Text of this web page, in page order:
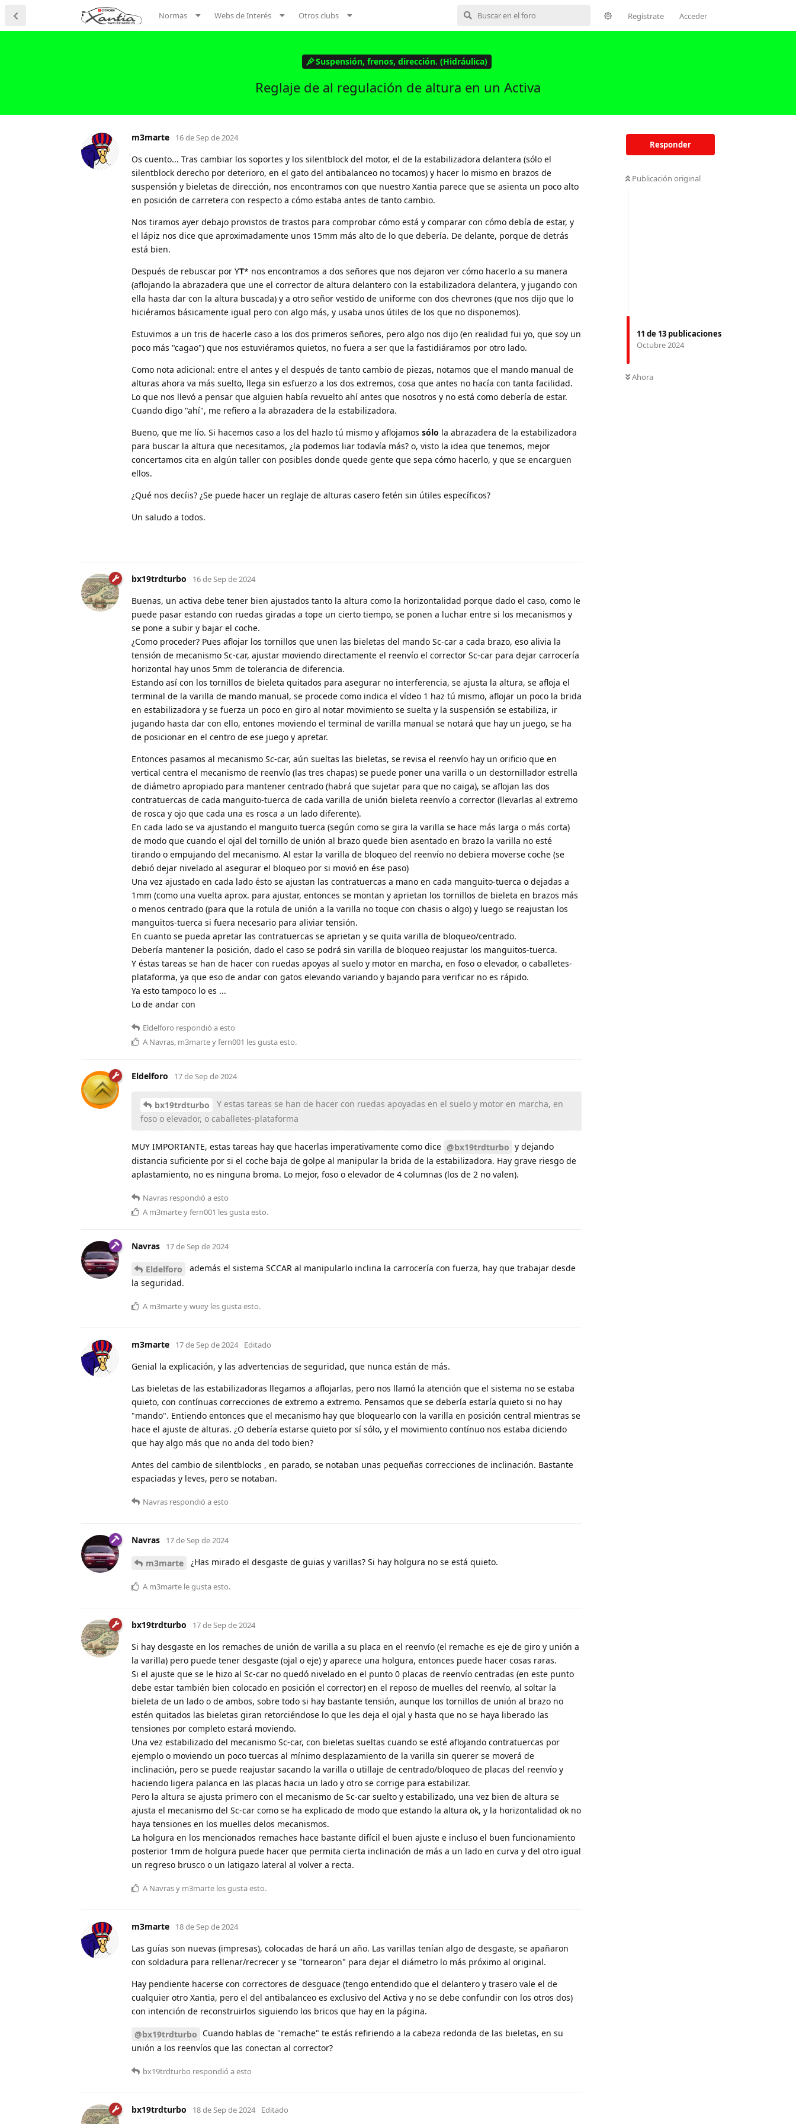
Normas Webs de Interés Otros clubs Regístrate Acceder
Suspensión, frenos, dirección. (Hidráulica)
Reglaje de al regulación de altura en un Activa
Responder
Publicación original
11 de 13 publicaciones
Octubre 2024
Ahora
m3marte 16 de Sep de 2024
Os cuento... Tras cambiar los soportes y los silentblock del motor, el de la estabilizadora delantera (sólo el
silentblock derecho por deterioro, en el gato del antibalanceo no tocamos) y hacer lo mismo en brazos de
suspensión y bieletas de dirección, nos encontramos con que nuestro Xantia parece que se asienta un poco alto
en posición de carretera con respecto a cómo estaba antes de tanto cambio.
Nos tiramos ayer debajo provistos de trastos para comprobar cómo está y comparar con cómo debía de estar, y
el lápiz nos dice que aproximadamente unos 15mm más alto de lo que debería. De delante, porque de detrás
está bien.
Después de rebuscar por YT* nos encontramos a dos señores que nos dejaron ver cómo hacerlo a su manera
(aflojando la abrazadera que une el corrector de altura delantero con la estabilizadora delantera, y jugando con
ella hasta dar con la altura buscada) y a otro señor vestido de uniforme con dos chevrones (que nos dijo que lo
hiciéramos básicamente igual pero con algo más, y usaba unos útiles de los que no disponemos).
Estuvimos a un tris de hacerle caso a los dos primeros señores, pero algo nos dijo (en realidad fui yo, que soy un
poco más "cagao") que nos estuviéramos quietos, no fuera a ser que la fastidiáramos por otro lado.
Como nota adicional: entre el antes y el después de tanto cambio de piezas, notamos que el mando manual de
alturas ahora va más suelto, llega sin esfuerzo a los dos extremos, cosa que antes no hacía con tanta facilidad.
Lo que nos llevó a pensar que alguien había revuelto ahí antes que nosotros y no está como debería de estar.
Cuando digo "ahí", me refiero a la abrazadera de la estabilizadora.
Bueno, que me lío. Si hacemos caso a los del hazlo tú mismo y aflojamos sólo la abrazadera de la estabilizadora
para buscar la altura que necesitamos, ¿la podemos liar todavía más? o, visto la idea que tenemos, mejor
concertamos cita en algún taller con posibles donde quede gente que sepa cómo hacerlo, y que se encarguen
ellos.
¿Qué nos decíis? ¿Se puede hacer un reglaje de alturas casero fetén sin útiles específicos?
Un saludo a todos.
bx19trdturbo 16 de Sep de 2024
Buenas, un activa debe tener bien ajustados tanto la altura como la horizontalidad porque dado el caso, como le
puede pasar estando con ruedas giradas a tope un cierto tiempo, se ponen a luchar entre si los mecanismos y
se pone a subir y bajar el coche.
¿Como proceder? Pues aflojar los tornillos que unen las bieletas del mando Sc-car a cada brazo, eso alivia la
tensión de mecanismo Sc-car, ajustar moviendo directamente el reenvío el corrector Sc-car para dejar carrocería
horizontal hay unos 5mm de tolerancia de diferencia.
Estando así con los tornillos de bieleta quitados para asegurar no interferencia, se ajusta la altura, se afloja el
terminal de la varilla de mando manual, se procede como indica el vídeo 1 haz tú mismo, aflojar un poco la brida
en estabilizadora y se fuerza un poco en giro al notar movimiento se suelta y la suspensión se estabiliza, ir
jugando hasta dar con ello, entones moviendo el terminal de varilla manual se notará que hay un juego, se ha
de posicionar en el centro de ese juego y apretar.
Entonces pasamos al mecanismo Sc-car, aún sueltas las bieletas, se revisa el reenvío hay un orificio que en
vertical centra el mecanismo de reenvío (las tres chapas) se puede poner una varilla o un destornillador estrella
de diámetro apropiado para mantener centrado (habrá que sujetar para que no caiga), se aflojan las dos
contratuercas de cada manguito-tuerca de cada varilla de unión bieleta reenvío a corrector (llevarlas al extremo
de rosca y ojo que cada una es rosca a un lado diferente).
En cada lado se va ajustando el manguito tuerca (según como se gira la varilla se hace más larga o más corta)
de modo que cuando el ojal del tornillo de unión al brazo quede bien asentado en brazo la varilla no esté
tirando o empujando del mecanismo. Al estar la varilla de bloqueo del reenvío no debiera moverse coche (se
debió dejar nivelado al asegurar el bloqueo por si movió en ése paso)
Una vez ajustado en cada lado ésto se ajustan las contratuercas a mano en cada manguito-tuerca o dejadas a
1mm (como una vuelta aprox. para ajustar, entonces se montan y aprietan los tornillos de bieleta en brazos más
o menos centrado (para que la rotula de unión a la varilla no toque con chasis o algo) y luego se reajustan los
manguitos-tuerca si fuera necesario para aliviar tensión.
En cuanto se pueda apretar las contratuercas se aprietan y se quita varilla de bloqueo/centrado.
Debería mantener la posición, dado el caso se podrá sin varilla de bloqueo reajustar los manguitos-tuerca.
Y éstas tareas se han de hacer con ruedas apoyas al suelo y motor en marcha, en foso o elevador, o caballetes-
plataforma, ya que eso de andar con gatos elevando variando y bajando para verificar no es rápido.
Ya esto tampoco lo es ...
Lo de andar con
Eldelforo respondió a esto
A Navras, m3marteyfern001 les gusta esto.
Eldelforo 17 de Sep de 2024
bx19trdturbo
Y estas tareas se han de hacer con ruedas apoyadas en el suelo y motor en marcha, en
foso o elevador, o caballetes-plataforma
MUY IMPORTANTE, estas tareas hay que hacerlas imperativamente como dice @bx19trdturbo y dejando
distancia suficiente por si el coche baja de golpe al manipular la brida de la estabilizadora. Hay grave riesgo de
aplastamiento, no es ninguna broma. Lo mejor, foso o elevador de 4 columnas (los de 2 no valen).
Navras respondió a esto
A m3marteyfern001 les gusta esto.
Navras 17 de Sep de 2024
Eldelforo
además el sistema SCCAR al manipularlo inclina la carrocería con fuerza, hay que trabajar desde
la seguridad.
A m3marteywuey les gusta esto.
m3marte 17 de Sep de 2024 Editado
Genial la explicación, y las advertencias de seguridad, que nunca están de más.
Las bieletas de las estabilizadoras llegamos a aflojarlas, pero nos llamó la atención que el sistema no se estaba
quieto, con contínuas correcciones de extremo a extremo. Pensamos que se debería estaría quieto si no hay
"mando". Entiendo entonces que el mecanismo hay que bloquearlo con la varilla en posición central mientras se
hace el ajuste de alturas. ¿O debería estarse quieto por sí sólo, y el movimiento contínuo nos estaba diciendo
que hay algo más que no anda del todo bien?
Antes del cambio de silentblocks , en parado, se notaban unas pequeñas correcciones de inclinación. Bastante
espaciadas y leves, pero se notaban.
Navras respondió a esto
Navras 17 de Sep de 2024
m3marte ¿Has mirado el desgaste de guias y varillas? Si hay holgura no se está quieto.
A m3marte le gusta esto.
bx19trdturbo 17 de Sep de 2024
Si hay desgaste en los remaches de unión de varilla a su placa en el reenvío (el remache es eje de giro y unión a
la varilla) pero puede tener desgaste (ojal o eje) y aparece una holgura, entonces puede hacer cosas raras.
Si el ajuste que se le hizo al Sc-car no quedó nivelado en el punto 0 placas de reenvío centradas (en este punto
debe estar también bien colocado en posición el corrector) en el reposo de muelles del reenvío, al soltar la
bieleta de un lado o de ambos, sobre todo si hay bastante tensión, aunque los tornillos de unión al brazo no
estén quitados las bieletas giran retorciéndose lo que les deja el ojal y hasta que no se haya liberado las
tensiones por completo estará moviendo.
Una vez estabilizado del mecanismo Sc-car, con bieletas sueltas cuando se esté aflojando contratuercas por
ejemplo o moviendo un poco tuercas al mínimo desplazamiento de la varilla sin querer se moverá de
inclinación, pero se puede reajustar sacando la varilla o utillaje de centrado/bloqueo de placas del reenvío y
haciendo ligera palanca en las placas hacia un lado y otro se corrige para estabilizar.
Pero la altura se ajusta primero con el mecanismo de Sc-car suelto y estabilizado, una vez bien de altura se
ajusta el mecanismo del Sc-car como se ha explicado de modo que estando la altura ok, y la horizontalidad ok no
haya tensiones en los muelles delos mecanismos.
La holgura en los mencionados remaches hace bastante difícil el buen ajuste e incluso el buen funcionamiento
posterior 1mm de holgura puede hacer que permita cierta inclinación de más a un lado en curva y del otro igual
un regreso brusco o un latigazo lateral al volver a recta.
A Navrasy m3marte les gusta esto.
m3marte 18 de Sep de 2024
Las guías son nuevas (impresas), colocadas de hará un año. Las varillas tenían algo de desgaste, se apañaron
con soldadura para rellenar/recrecer y se "tornearon" para dejar el diámetro lo más próximo al original.
Hay pendiente hacerse con correctores de desguace (tengo entendido que el delantero y trasero vale el de
cualquier otro Xantia, pero el del antibalanceo es exclusivo del Activa y no se debe confundir con los otros dos)
con intención de reconstruirlos siguiendo los bricos que hay en la página.
@bx19trdturbo Cuando hablas de "remache" te estás refiriendo a la cabeza redonda de las bieletas, en su
unión a los reenvíos que las conectan al corrector?
bx19trdturbo respondió a esto
bx19trdturbo 18 de Sep de 2024 Editado